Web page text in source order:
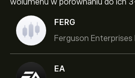
wolumenu w porównaniu do ich
FERG
Ferguson Enterprises
EA